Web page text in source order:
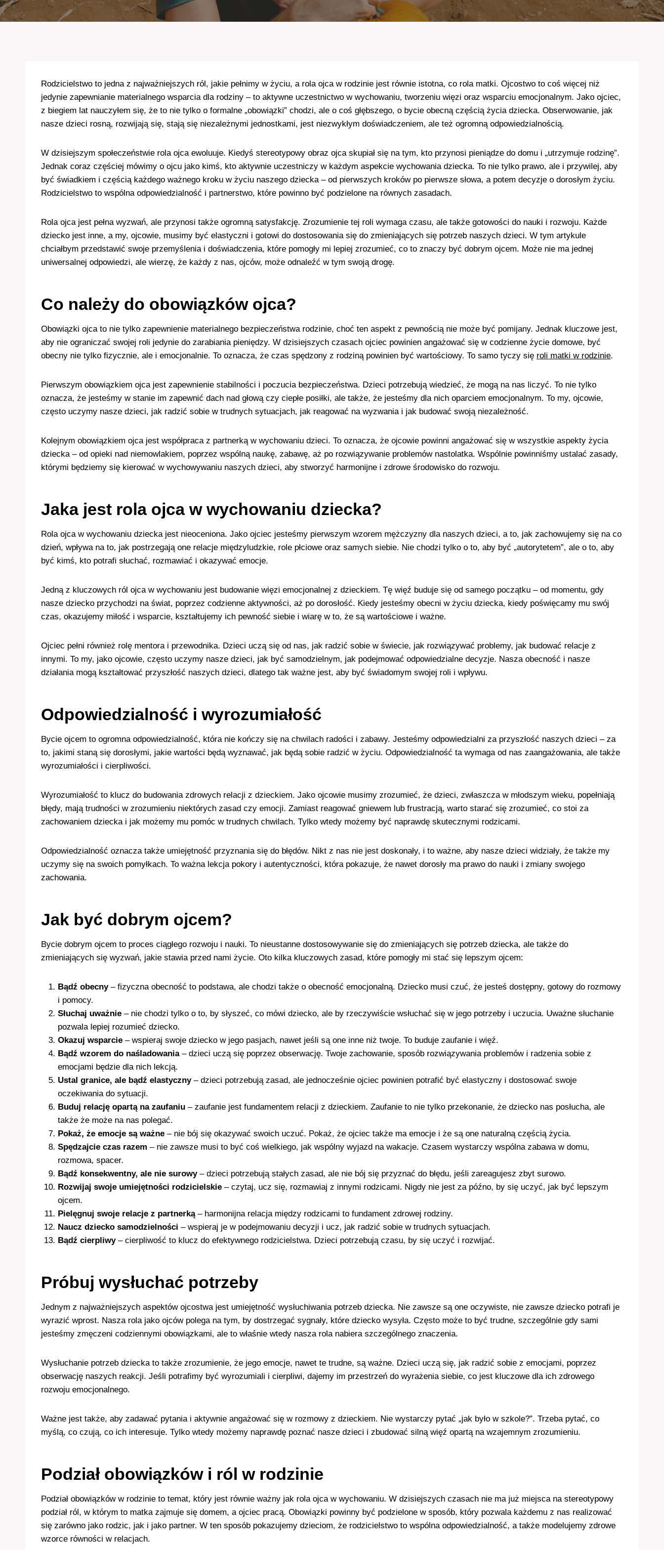
Rodzicielstwo to jedna z najważniejszych ról, jakie pełnimy w życiu, a rola ojca w rodzinie jest równie istotna, co rola matki. Ojcostwo to coś więcej niż
jedynie zapewnianie materialnego wsparcia dla rodziny – to aktywne uczestnictwo w wychowaniu, tworzeniu więzi oraz wsparciu emocjonalnym. Jako ojciec,
z biegiem lat nauczyłem się, że to nie tylko o formalne „obowiązki” chodzi, ale o coś głębszego, o bycie obecną częścią życia dziecka. Obserwowanie, jak
nasze dzieci rosną, rozwijają się, stają się niezależnymi jednostkami, jest niezwykłym doświadczeniem, ale też ogromną odpowiedzialnością.
W dzisiejszym społeczeństwie rola ojca ewoluuje. Kiedyś stereotypowy obraz ojca skupiał się na tym, kto przynosi pieniądze do domu i „utrzymuje rodzinę”.
Jednak coraz częściej mówimy o ojcu jako kimś, kto aktywnie uczestniczy w każdym aspekcie wychowania dziecka. To nie tylko prawo, ale i przywilej, aby
być świadkiem i częścią każdego ważnego kroku w życiu naszego dziecka – od pierwszych kroków po pierwsze słowa, a potem decyzje o dorosłym życiu.
Rodzicielstwo to wspólna odpowiedzialność i partnerstwo, które powinno być podzielone na równych zasadach.
Rola ojca jest pełna wyzwań, ale przynosi także ogromną satysfakcję. Zrozumienie tej roli wymaga czasu, ale także gotowości do nauki i rozwoju. Każde
dziecko jest inne, a my, ojcowie, musimy być elastyczni i gotowi do dostosowania się do zmieniających się potrzeb naszych dzieci. W tym artykule
chciałbym przedstawić swoje przemyślenia i doświadczenia, które pomogły mi lepiej zrozumieć, co to znaczy być dobrym ojcem. Może nie ma jednej
uniwersalnej odpowiedzi, ale wierzę, że każdy z nas, ojców, może odnaleźć w tym swoją drogę.
Co należy do obowiązków ojca?
Obowiązki ojca to nie tylko zapewnienie materialnego bezpieczeństwa rodzinie, choć ten aspekt z pewnością nie może być pomijany. Jednak kluczowe jest,
aby nie ograniczać swojej roli jedynie do zarabiania pieniędzy. W dzisiejszych czasach ojciec powinien angażować się w codzienne życie domowe, być
obecny nie tylko fizycznie, ale i emocjonalnie. To oznacza, że czas spędzony z rodziną powinien być wartościowy. To samo tyczy się roli matki w rodzinie.
Pierwszym obowiązkiem ojca jest zapewnienie stabilności i poczucia bezpieczeństwa. Dzieci potrzebują wiedzieć, że mogą na nas liczyć. To nie tylko
oznacza, że jesteśmy w stanie im zapewnić dach nad głową czy ciepłe posiłki, ale także, że jesteśmy dla nich oparciem emocjonalnym. To my, ojcowie,
często uczymy nasze dzieci, jak radzić sobie w trudnych sytuacjach, jak reagować na wyzwania i jak budować swoją niezależność.
Kolejnym obowiązkiem ojca jest współpraca z partnerką w wychowaniu dzieci. To oznacza, że ojcowie powinni angażować się w wszystkie aspekty życia
dziecka – od opieki nad niemowlakiem, poprzez wspólną naukę, zabawę, aż po rozwiązywanie problemów nastolatka. Wspólnie powinniśmy ustalać zasady,
którymi będziemy się kierować w wychowywaniu naszych dzieci, aby stworzyć harmonijne i zdrowe środowisko do rozwoju.
Jaka jest rola ojca w wychowaniu dziecka?
Rola ojca w wychowaniu dziecka jest nieoceniona. Jako ojciec jesteśmy pierwszym wzorem mężczyzny dla naszych dzieci, a to, jak zachowujemy się na co
dzień, wpływa na to, jak postrzegają one relacje międzyludzkie, role płciowe oraz samych siebie. Nie chodzi tylko o to, aby być „autorytetem”, ale o to, aby
być kimś, kto potrafi słuchać, rozmawiać i okazywać emocje.
Jedną z kluczowych ról ojca w wychowaniu jest budowanie więzi emocjonalnej z dzieckiem. Tę więź buduje się od samego początku – od momentu, gdy
nasze dziecko przychodzi na świat, poprzez codzienne aktywności, aż po dorosłość. Kiedy jesteśmy obecni w życiu dziecka, kiedy poświęcamy mu swój
czas, okazujemy miłość i wsparcie, kształtujemy ich pewność siebie i wiarę w to, że są wartościowe i ważne.
Ojciec pełni również rolę mentora i przewodnika. Dzieci uczą się od nas, jak radzić sobie w świecie, jak rozwiązywać problemy, jak budować relacje z
innymi. To my, jako ojcowie, często uczymy nasze dzieci, jak być samodzielnym, jak podejmować odpowiedzialne decyzje. Nasza obecność i nasze
działania mogą kształtować przyszłość naszych dzieci, dlatego tak ważne jest, aby być świadomym swojej roli i wpływu.
Odpowiedzialność i wyrozumiałość
Bycie ojcem to ogromna odpowiedzialność, która nie kończy się na chwilach radości i zabawy. Jesteśmy odpowiedzialni za przyszłość naszych dzieci – za
to, jakimi staną się dorosłymi, jakie wartości będą wyznawać, jak będą sobie radzić w życiu. Odpowiedzialność ta wymaga od nas zaangażowania, ale także
wyrozumiałości i cierpliwości.
Wyrozumiałość to klucz do budowania zdrowych relacji z dzieckiem. Jako ojcowie musimy zrozumieć, że dzieci, zwłaszcza w młodszym wieku, popełniają
błędy, mają trudności w zrozumieniu niektórych zasad czy emocji. Zamiast reagować gniewem lub frustracją, warto starać się zrozumieć, co stoi za
zachowaniem dziecka i jak możemy mu pomóc w trudnych chwilach. Tylko wtedy możemy być naprawdę skutecznymi rodzicami.
Odpowiedzialność oznacza także umiejętność przyznania się do błędów. Nikt z nas nie jest doskonały, i to ważne, aby nasze dzieci widziały, że także my
uczymy się na swoich pomyłkach. To ważna lekcja pokory i autentyczności, która pokazuje, że nawet dorosły ma prawo do nauki i zmiany swojego
zachowania.
Jak być dobrym ojcem?
Bycie dobrym ojcem to proces ciągłego rozwoju i nauki. To nieustanne dostosowywanie się do zmieniających się potrzeb dziecka, ale także do
zmieniających się wyzwań, jakie stawia przed nami życie. Oto kilka kluczowych zasad, które pomogły mi stać się lepszym ojcem:
Bądź obecny– fizyczna obecność to podstawa, ale chodzi także o obecność emocjonalną. Dziecko musi czuć, że jesteś dostępny, gotowy do rozmowy
i pomocy.
Słuchaj uważnie – nie chodzi tylko o to, by słyszeć, co mówi dziecko, ale by rzeczywiście wsłuchać się w jego potrzeby i uczucia. Uważne słuchanie
pozwala lepiej rozumieć dziecko.
Okazuj wsparcie – wspieraj swoje dziecko w jego pasjach, nawet jeśli są one inne niż twoje. To buduje zaufanie i więź.
Bądź wzorem do naśladowania– dzieci uczą się poprzez obserwację. Twoje zachowanie, sposób rozwiązywania problemów i radzenia sobie z
emocjami będzie dla nich lekcją.
Ustal granice, ale bądź elastyczny– dzieci potrzebują zasad, ale jednocześnie ojciec powinien potrafić być elastyczny i dostosować swoje
oczekiwania do sytuacji.
Buduj relację opartą na zaufaniu – zaufanie jest fundamentem relacji z dzieckiem. Zaufanie to nie tylko przekonanie, że dziecko nas posłucha, ale
także że może na nas polegać.
Pokaż, że emocje są ważne – nie bój się okazywać swoich uczuć. Pokaż, że ojciec także ma emocje i że są one naturalną częścią życia.
Spędzajcie czas razem – nie zawsze musi to być coś wielkiego, jak wspólny wyjazd na wakacje. Czasem wystarczy wspólna zabawa w domu,
rozmowa, spacer.
Bądź konsekwentny, ale nie surowy– dzieci potrzebują stałych zasad, ale nie bój się przyznać do błędu, jeśli zareagujesz zbyt surowo.
Rozwijaj swoje umiejętności rodzicielskie – czytaj, ucz się, rozmawiaj z innymi rodzicami. Nigdy nie jest za późno, by się uczyć, jak być lepszym
ojcem.
Pielęgnuj swoje relacje z partnerką– harmonijna relacja między rodzicami to fundament zdrowej rodziny.
Naucz dziecko samodzielności – wspieraj je w podejmowaniu decyzji i ucz, jak radzić sobie w trudnych sytuacjach.
Bądź cierpliwy– cierpliwość to klucz do efektywnego rodzicielstwa. Dzieci potrzebują czasu, by się uczyć i rozwijać.
Próbuj wysłuchać potrzeby
Jednym z najważniejszych aspektów ojcostwa jest umiejętność wysłuchiwania potrzeb dziecka. Nie zawsze są one oczywiste, nie zawsze dziecko potrafi je
wyrazić wprost. Nasza rola jako ojców polega na tym, by dostrzegać sygnały, które dziecko wysyła. Często może to być trudne, szczególnie gdy sami
jesteśmy zmęczeni codziennymi obowiązkami, ale to właśnie wtedy nasza rola nabiera szczególnego znaczenia.
Wysłuchanie potrzeb dziecka to także zrozumienie, że jego emocje, nawet te trudne, są ważne. Dzieci uczą się, jak radzić sobie z emocjami, poprzez
obserwację naszych reakcji. Jeśli potrafimy być wyrozumiali i cierpliwi, dajemy im przestrzeń do wyrażenia siebie, co jest kluczowe dla ich zdrowego
rozwoju emocjonalnego.
Ważne jest także, aby zadawać pytania i aktywnie angażować się w rozmowy z dzieckiem. Nie wystarczy pytać „jak było w szkole?”. Trzeba pytać, co
myślą, co czują, co ich interesuje. Tylko wtedy możemy naprawdę poznać nasze dzieci i zbudować silną więź opartą na wzajemnym zrozumieniu.
Podział obowiązków i ról w rodzinie
Podział obowiązków w rodzinie to temat, który jest równie ważny jak rola ojca w wychowaniu. W dzisiejszych czasach nie ma już miejsca na stereotypowy
podział ról, w którym to matka zajmuje się domem, a ojciec pracą. Obowiązki powinny być podzielone w sposób, który pozwala każdemu z nas realizować
się zarówno jako rodzic, jak i jako partner. W ten sposób pokazujemy dzieciom, że rodzicielstwo to wspólna odpowiedzialność, a także modelujemy zdrowe
wzorce równości w relacjach.